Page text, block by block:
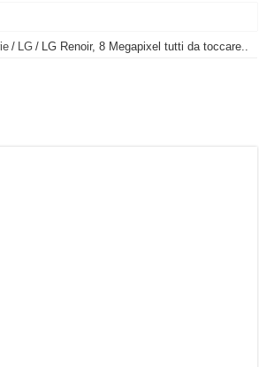
robot tagliaerba lo appoggi e fa tutto lui! (Senza
/ LG / LG Renoir, 8 Megapixel tutti da toccare..